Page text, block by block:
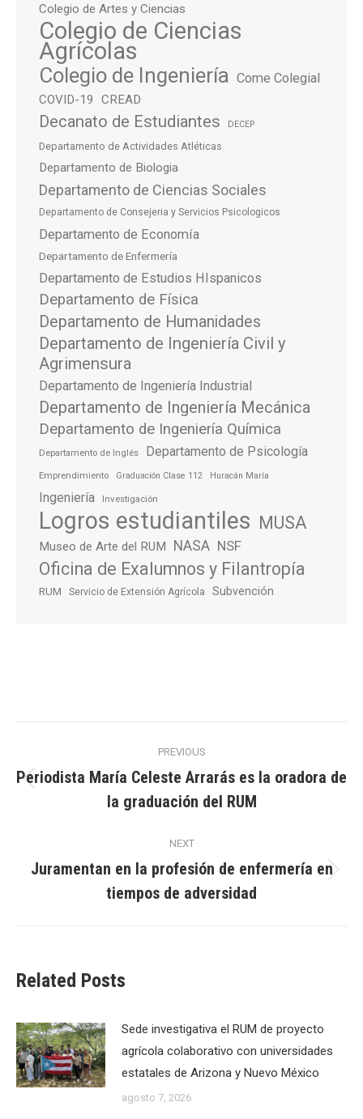
Colegio de Artes y Ciencias
Colegio de Ciencias
Agrícolas
Colegio de Ingeniería Come Colegial
COVID-19 CREAD
Decanato de Estudiantes DECEP
Departamento de Actividades Atléticas
Departamento de Biologia
Departamento de Ciencias Sociales
Departamento de Consejeria y Servicios Psicologicos
Departamento de Economía
Departamento de Enfermería
Departamento de Estudios HIspanicos
Departamento de Física
Departamento de Humanidades
Departamento de Ingeniería Civil y
Agrimensura
Departamento de Ingeniería Industrial
Departamento de Ingeniería Mecánica
Departamento de Ingeniería Química
Departamento de Inglés Departamento de Psicología
Emprendimiento Graduación Clase 112 Huracán María
Ingeniería Investigación
Logros estudiantiles MUSA
Museo de Arte del RUM NASA NSF
Oficina de Exalumnos y Filantropía
RUM Servicio de Extensión Agrícola Subvención
navigation
PREVIOUS
Previous
post:
Periodista María Celeste Arrarás es la oradora de
la graduación del RUM
NEXT
Next
post:
Juramentan en la profesión de enfermería en
tiempos de adversidad
Related Posts
Sede investigativa el RUM de proyecto
agrícola colaborativo con universidades
estatales de Arizona y Nuevo México
agosto 7, 2026